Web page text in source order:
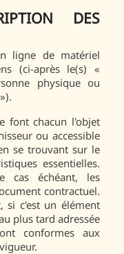
DES
ligne de matériel
(ci-après le(s) «
physique ou
font chacun l'objet
ou accessible
se trouvant sur le
essentielles.
cas échéant, les
contractuel.
si c'est un élément
plus tard adressée
conformes aux